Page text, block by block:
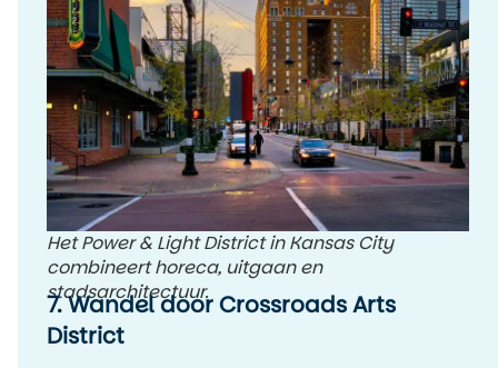
Het Power & Light District in Kansas City
combineert horeca, uitgaan en
stadsarchitectuur.
7. Wandel door Crossroads Arts
District